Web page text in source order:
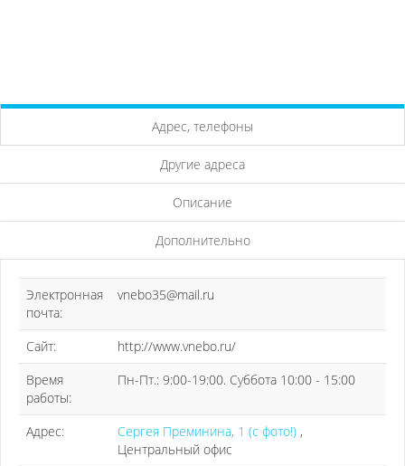
Адрес, телефоны
Другие адреса
Описание
Дополнительно
Электронная
почта:
vnebo35@mail.ru
Сайт:
http://www.vnebo.ru/
Время
работы:
Пн-Пт.: 9:00-19:00. Суббота 10:00 - 15:00
Адрес: Сергея Преминина, 1 (с фото!) ,
Центральный офис